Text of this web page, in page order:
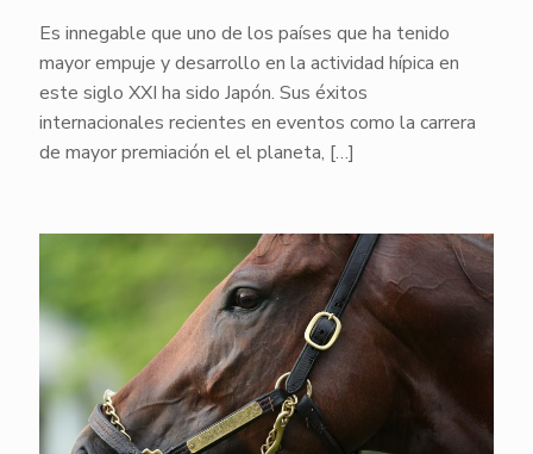
Es innegable que uno de los países que ha tenido
mayor empuje y desarrollo en la actividad hípica en
este siglo XXI ha sido Japón. Sus éxitos
internacionales recientes en eventos como la carrera
de mayor premiación el el planeta, […]